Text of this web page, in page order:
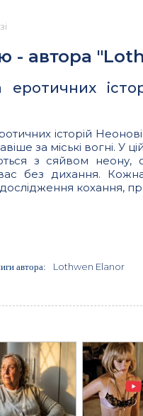
- автора
еротичних
історій
за міські вогні. У
з сяйвом неону,
без дихання.
кохання,
автора: Lothwen Elanor